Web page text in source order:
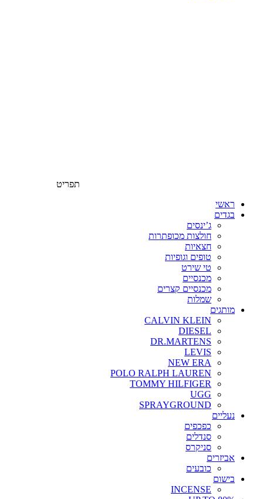
תפריט
ראשי
בגדים
ג’ינסים
חולצות מכופתרות
חצאיות
טופים וגופיות
טי שירט
מכנסיים
מכנסיים קצרים
שמלות
מותגים
CALVIN KLEIN
DIESEL
DR.MARTENS
LEVIS
NEW ERA
POLO RALPH LAUREN
TOMMY HILFIGER
UGG
SPRAYGROUND
נעליים
כפכפים
סנדלים
סניקרס
אביזרים
כובעים
בישום
INCENSE